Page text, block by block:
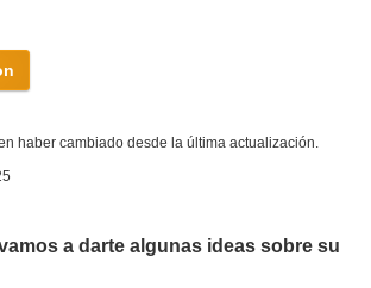
haber cambiado desde la última actualización.
a darte algunas ideas sobre su